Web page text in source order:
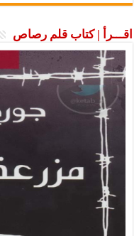
اقـــرأ | كتاب قلم رصاص